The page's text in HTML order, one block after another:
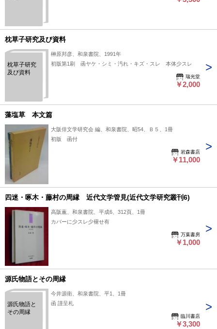
枕草子研究及び資料
枕草子研究
及び資料
榊原邦彦、和泉書院、1991年
初版第1刷 函ヤケ・シミ・汚れ・キズ・スレ 本体少スレ
瑞光堂
￥2,000
藻塩草 本文篇
大阪俳文学研究会 編、和泉書院、昭54、Ｂ５、1冊
初版 函付
岩森書店
￥11,000
四迷・啄木・藤村の周縁 近代文学管見(近代文学研究叢刊6)
高阪薫、和泉書院、平成6、312頁、1冊
カバーに少スレ少褪せ有
万葉書房
￥1,000
源氏物語とその周縁
源氏物語と
その周縁
今井源衛、和泉書院、平1、1冊
函 謹呈札
臨川書店
￥3,300